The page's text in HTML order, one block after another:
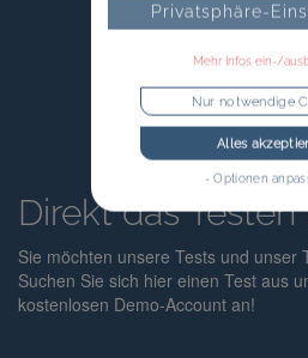
Direkt das
Sie möchten unsere Tests und unser
Suchen Sie sich hier einen Test aus
kostenlosen Demo-Account an!
Privatsphäre-
Mehr Infos ein-/
Nur notwendige
Alles
- Optionen